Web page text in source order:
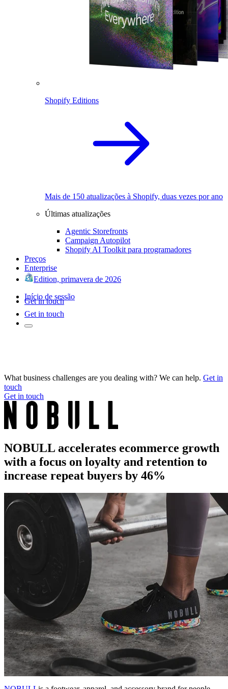
Shopify Editions
Mais de 150 atualizações à Shopify, duas vezes por ano
Últimas atualizações
Agentic Storefronts
Campaign Autopilot
Shopify AI Toolkit para programadores
Preços
Enterprise
Edition, primavera de 2026
Início de sessão
Get in touch
Get in touch
What business challenges are you dealing with? We can help. Get in
touch
Get in touch
NOBULL accelerates ecommerce growth
with a focus on loyalty and retention to
increase repeat buyers by 46%